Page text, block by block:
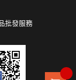
批發服務